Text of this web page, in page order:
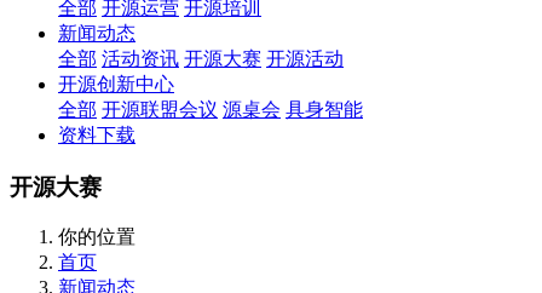
全部 开源运营 开源培训
新闻动态
全部 活动资讯 开源大赛 开源活动
开源创新中心
全部 开源联盟会议 源桌会 具身智能
资料下载
开源大赛
你的位置
首页
新闻动态